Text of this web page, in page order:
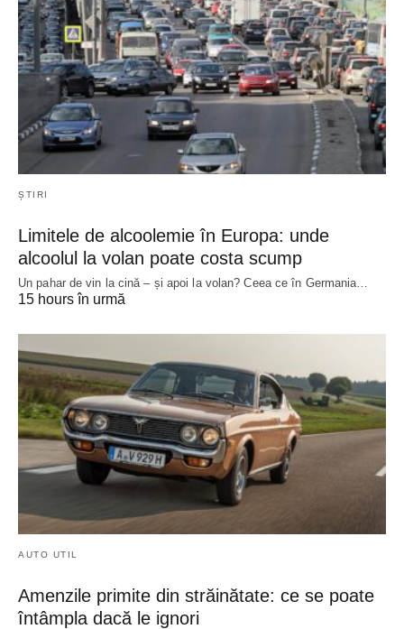
ȘTIRI
Limitele de alcoolemie în Europa: unde
alcoolul la volan poate costa scump
Un pahar de vin la cină – și apoi la volan? Ceea ce în Germania…
15 hours în urmă
AUTO UTIL
Amenzile primite din străinătate: ce se poate
întâmpla dacă le ignori